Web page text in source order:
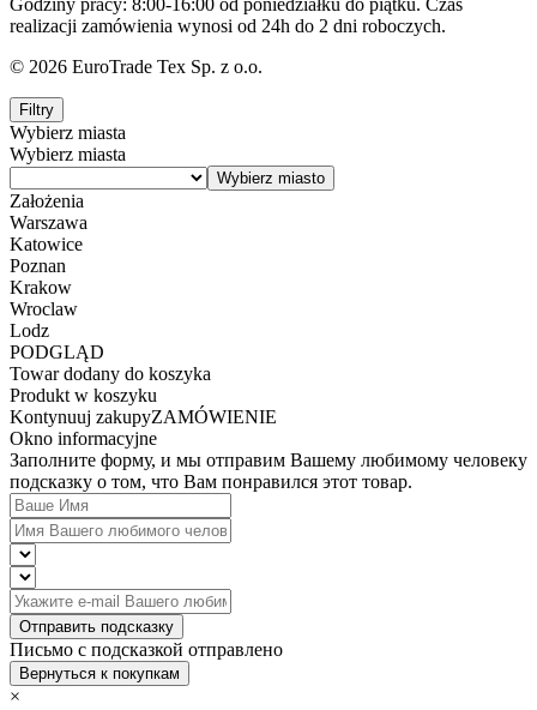
realizacji zamówienia wynosi od 24h do 2 dni roboczych.
© 2026 EuroTrade Tex Sp. z o.o.
Filtry
Wybierz miasta
Wybierz miasta
Założenia
Warszawa
Katowice
Poznan
Krakow
Wroclaw
Lodz
PODGLĄD
Towar dodany do koszyka
Produkt w koszyku
Kontynuuj zakupyZAMÓWIENIE
Okno informacyjne
Заполните форму, и мы отправим Вашему любимому человеку
подсказку о том, что Вам понравился этот товар.
Отправить подсказку
Письмо с подсказкой отправлено
Вернуться к покупкам
×